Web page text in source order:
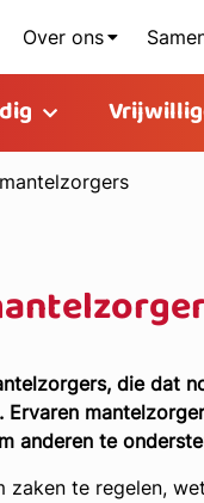
Over ons
die dat
anderen te
zaken te regelen,